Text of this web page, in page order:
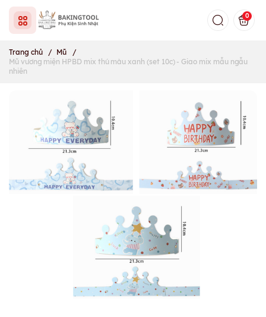
0
Trang chủ / Mũ
/
Mũ vương miện HPBD mix thú màu xanh (set 10c) - Giao mix mẫu ngẫu
nhiên